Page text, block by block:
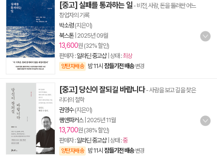
[중고] 실패를 통과하는 일 - 비전, 사람, 돈을 둘러싼 어느
창업자의 기록
박소령(지은이)
북스톤| 2025년 09월
13,600원 (32% 할인)
판매자 :알라딘 중고샵| 상태 :최상
양탄자배송 밤 11시 잠들기전 배송 변경
[중고] 당신이 잘되길 바랍니다- 사람을 보고 길을 찾은
리더의 철학
권영수(지은이)
쌤앤파커스| 2025년 11월
13,700원 (38% 할인)
판매자 :알라딘 중고샵| 상태 :중
양탄자배송 밤 11시 잠들기전 배송 변경